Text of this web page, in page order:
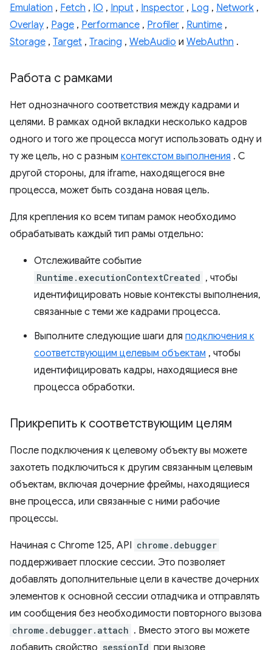
Emulation , Fetch , IO , Input , Inspector , Log , Network ,
Overlay , Page , Performance , Profiler , Runtime ,
Storage , Target , Tracing , WebAudio и WebAuthn .
Работа с рамками
Нет однозначного соответствия между кадрами и
целями. В рамках одной вкладки несколько кадров
одного и того же процесса могут использовать одну и
ту же цель, но с разным контекстом выполнения . С
другой стороны, для iframe, находящегося вне
процесса, может быть создана новая цель.
Для крепления ко всем типам рамок необходимо
обрабатывать каждый тип рамы отдельно:
Отслеживайте событие
Runtime.executionContextCreated , чтобы
идентифицировать новые контексты выполнения,
связанные с теми же кадрами процесса.
Выполните следующие шаги для подключения к
соответствующим целевым объектам , чтобы
идентифицировать кадры, находящиеся вне
процесса обработки.
Прикрепить к соответствующим целям
После подключения к целевому объекту вы можете
захотеть подключиться к другим связанным целевым
объектам, включая дочерние фреймы, находящиеся
вне процесса, или связанные с ними рабочие
процессы.
Начиная с Chrome 125, API chrome.debugger
поддерживает плоские сессии. Это позволяет
добавлять дополнительные цели в качестве дочерних
элементов к основной сессии отладчика и отправлять
им сообщения без необходимости повторного вызова
chrome.debugger.attach . Вместо этого вы можете
добавить свойство sessionId при вызове